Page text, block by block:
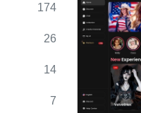
174
26
14
7